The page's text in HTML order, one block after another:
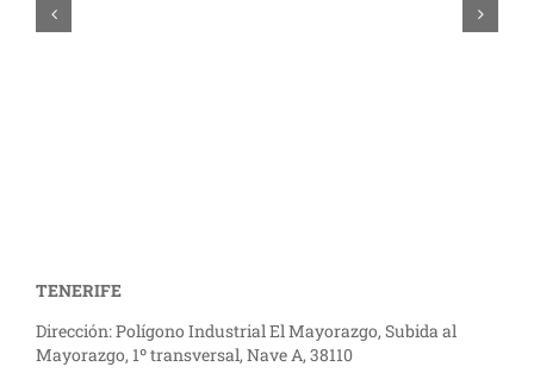
TENERIFE
Dirección: Polígono Industrial El Mayorazgo, Subida al
Mayorazgo, 1º transversal, Nave A, 38110